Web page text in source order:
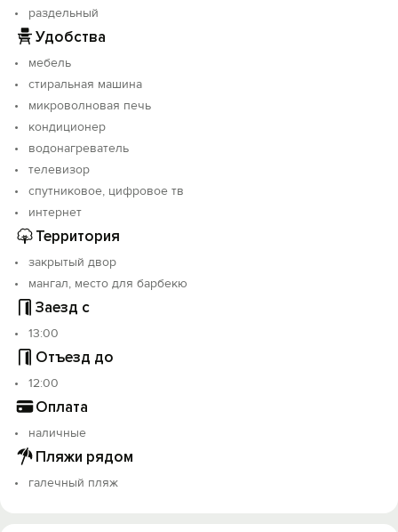
раздельный
Удобства
мебель
стиральная машина
микроволновая печь
кондиционер
водонагреватель
телевизор
спутниковое, цифровое тв
интернет
Территория
закрытый двор
мангал, место для барбекю
Заезд с
13:00
Отъезд до
12:00
Оплата
наличные
Пляжи рядом
галечный пляж